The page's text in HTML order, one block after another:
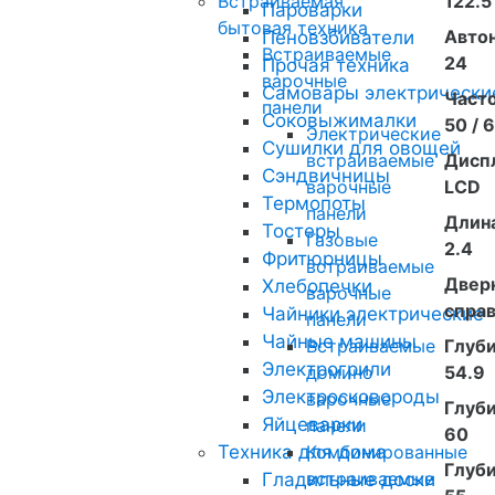
Пароварки
Пеновзбиватели
Прочая техника
Самовары
Соковыжималки
Сушилки для овощей
Сэндвичницы
Термопоты
Тостеры
Фритюрницы
Хлебопечки
Чайники электрические
Чайные машины
Электрогрили
Электросковороды
Яйцеварки
Техника для дома
Гладильные доски
бытовая техника
Встраиваемые
варочные
панели
Электрические
встраиваемые
варочные
панели
Газовые
встраиваемые
варочные
панели
Встраиваемые
домино
варочные
панели
Комбинированные
встраиваемые
24
50 /
LCD
2.4
54.9
60